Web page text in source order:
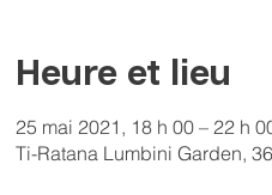
Heure et lieu
25 mai 2021, 18 h 00 – 22 h
Ti-Ratana Lumbini Garden,